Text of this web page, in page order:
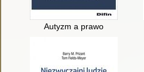
Autyzm a prawo